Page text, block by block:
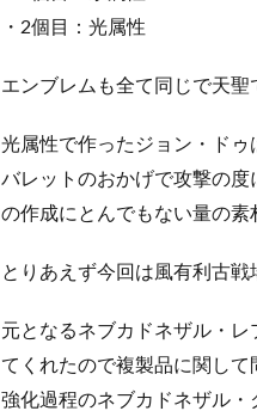
・2個目：光属性
エンブレムも全て同じで天聖
光属性で作ったジョン・ドゥ
バレットのおかげで攻撃の
の作成にとんでもない量の素
とりあえず今回は風有利古戦
元となるネブカドネザル・
てくれたので複製品に関して
強化過程のネブカドネザル